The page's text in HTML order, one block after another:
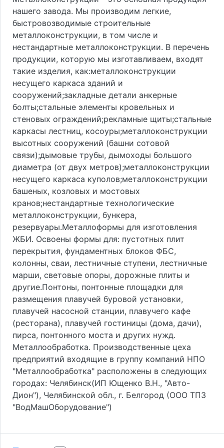
нашего завода. Мы производим легкие,
быстровозводимые строительные
металлоконструкции, в том числе и
нестандартные металлоконструкции. В перечень
продукции, которую мы изготавливаем, входят
такие изделия, как:металлоконструкции
несущего каркаса зданий и
сооружений;закладные детали анкерные
болты;стальные элементы кровельных и
стеновых ограждений;рекламные щиты;стальные
каркасы лестниц, косоуры;металлоконструкции
высотных сооружений (башни сотовой
связи);дымовые трубы, дымоходы большого
диаметра (от двух метров);металлоконструкции
несущего каркаса куполов;металлоконструкции
башеных, козловых и мостовых
кранов;нестандартные технологические
металлоконструкции, бункера,
резервуары.Металлоформы для изготовления
ЖБИ. Освоены формы для: пустотных плит
перекрытия, фундаментных блоков ФБС,
колонны, сваи, лестничные ступени, лестничные
марши, световые опоры, дорожные плиты и
другие.Понтоны, понтонные площадки для
размещения плавучей буровой установки,
плавучей насосной станции, плавучего кафе
(ресторана), плавучей гостиницы (дома, дачи),
пирса, понтонного моста и других нужд.
Металлообработка. Производственные цеха
предприятий входящие в группу компаний НПО
"Металлообработка" расположены в следующих
городах: Челябинск(ИП Ющенко В.Н., "Авто-
Дион"), Челябинской обл., г. Белгород (ООО ТПЗ
"ВодМашОборудование")